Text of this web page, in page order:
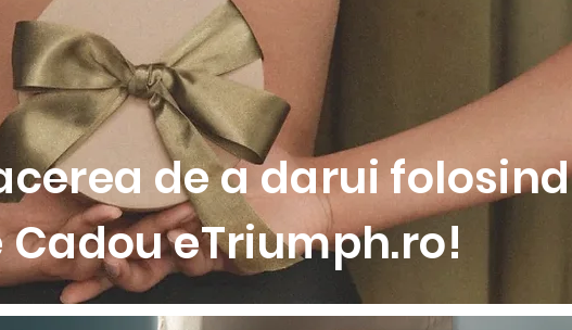
spatelui
cu finisaj delicat pentru un aspect elegant
spate usor indraznet
de a darui folosind
eTriumph.ro!